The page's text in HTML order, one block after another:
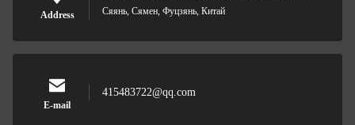
Address
Сяянь, Сямен, Фуцзянь, Китай
E-mail
415483722@qq.com